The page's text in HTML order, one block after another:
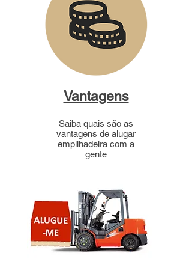
Vantagens
Saiba quais são as
vantagens de alugar
empilhadeira com a
gente